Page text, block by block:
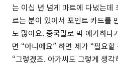
는 이십 년 넘게 마트에 다녔는데
르는 분이 있어서 포인트 카드를
도 많아요. 중국말로 막 얘기하다
면 “아니에요” 하면 제가 “필요
“그렇겠죠. 아가씨도 그렇게 생